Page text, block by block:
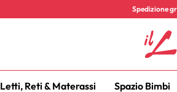
Spedizione
Letti, Reti & Materassi Spazio Bimbi